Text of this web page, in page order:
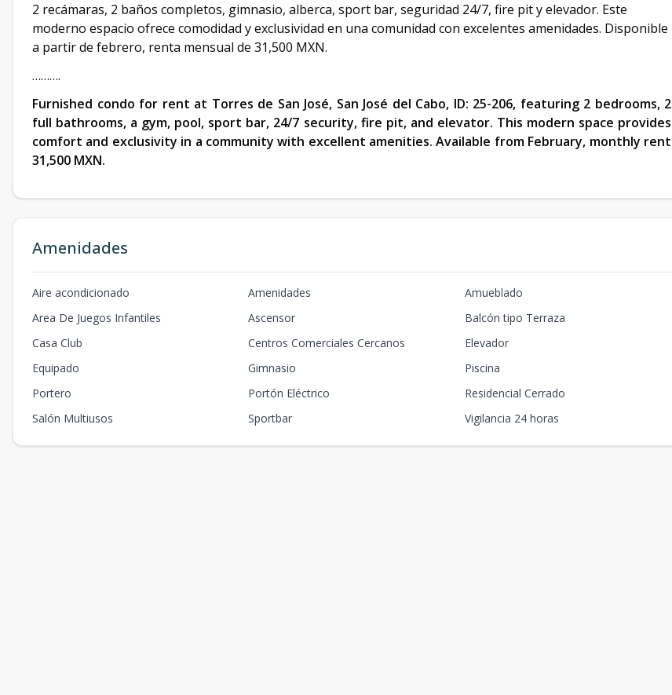
2 recámaras, 2 baños completos, gimnasio, alberca, sport bar, seguridad 24/7, fire pit y elevador. Este
moderno espacio ofrece comodidad y exclusividad en una comunidad con excelentes amenidades. Disponible
a partir de febrero, renta mensual de 31,500 MXN.
……….
Furnished condo for rent at Torres de San José, San José del Cabo, ID: 25-206, featuring 2 bedrooms, 2
full bathrooms, a gym, pool, sport bar, 24/7 security, fire pit, and elevator. This modern space provides
comfort and exclusivity in a community with excellent amenities. Available from February, monthly rent
31,500 MXN.
Amenidades
Aire acondicionado Amenidades
Amueblado
Area De Juegos Infantiles
Ascensor
Balcón tipo Terraza
Casa Club
Centros Comerciales Cercanos
Elevador
Equipado
Gimnasio
Piscina
Portero
Portón Eléctrico
Residencial Cerrado
Salón Multiusos
Sportbar Vigilancia 24 horas